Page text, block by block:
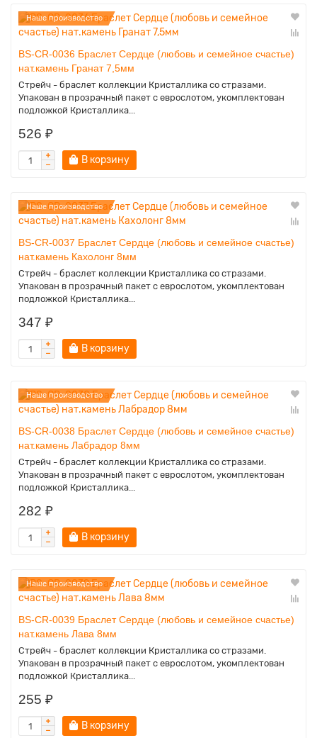
Наше производство
BS-CR-0036 Браслет Сердце (любовь и семейное счастье)
нат.камень Гранат 7,5мм
Стрейч - браслет коллекции Кристаллика со стразами.
Упакован в прозрачный пакет с еврослотом, укомплектован
подложкой Кристаллика...
526 ₽
В корзину
Наше производство
BS-CR-0037 Браслет Сердце (любовь и семейное счастье)
нат.камень Кахолонг 8мм
Стрейч - браслет коллекции Кристаллика со стразами.
Упакован в прозрачный пакет с еврослотом, укомплектован
подложкой Кристаллика...
347 ₽
В корзину
Наше производство
BS-CR-0038 Браслет Сердце (любовь и семейное счастье)
нат.камень Лабрадор 8мм
Стрейч - браслет коллекции Кристаллика со стразами.
Упакован в прозрачный пакет с еврослотом, укомплектован
подложкой Кристаллика...
282 ₽
В корзину
Наше производство
BS-CR-0039 Браслет Сердце (любовь и семейное счастье)
нат.камень Лава 8мм
Стрейч - браслет коллекции Кристаллика со стразами.
Упакован в прозрачный пакет с еврослотом, укомплектован
подложкой Кристаллика...
255 ₽
В корзину